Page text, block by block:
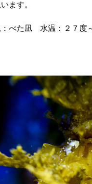
ます。
べた凪 水温：２７